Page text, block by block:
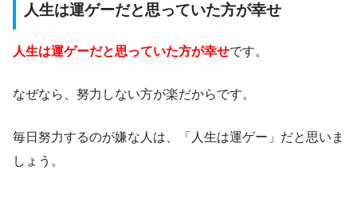
人生は運ゲーだと思っていた方が幸せ
人生は運ゲーだと思っていた方が幸せです。
なぜなら、努力しない方が楽だからです。
毎日努力するのが嫌な人は、「人生は運ゲー」だと思いま
しょう。